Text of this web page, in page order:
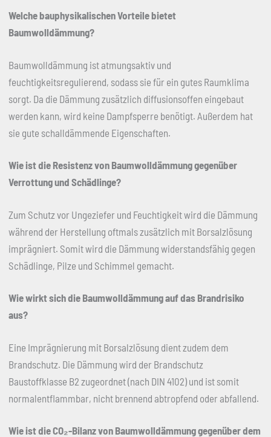
Welche bauphysikalischen Vorteile bietet
Baumwolldämmung?
Baumwolldämmung ist atmungsaktiv und
feuchtigkeitsregulierend, sodass sie für ein gutes Raumklima
sorgt. Da die Dämmung zusätzlich diffusionsoffen eingebaut
werden kann, wird keine Dampfsperre benötigt. Außerdem hat
sie gute schalldämmende Eigenschaften.
Wie ist die Resistenz von Baumwolldämmung gegenüber
Verrottung und Schädlinge?
Zum Schutz vor Ungeziefer und Feuchtigkeit wird die Dämmung
während der Herstellung oftmals zusätzlich mit Borsalzlösung
imprägniert. Somit wird die Dämmung widerstandsfähig gegen
Schädlinge, Pilze und Schimmel gemacht.
Wie wirkt sich die Baumwolldämmung auf das Brandrisiko
aus?
Eine Imprägnierung mit Borsalzlösung dient zudem dem
Brandschutz. Die Dämmung wird der Brandschutz
Baustoffklasse B2 zugeordnet (nach DIN 4102) und ist somit
normalentflammbar, nicht brennend abtropfend oder abfallend.
Wie ist die CO₂-Bilanz von Baumwolldämmung gegenüber dem